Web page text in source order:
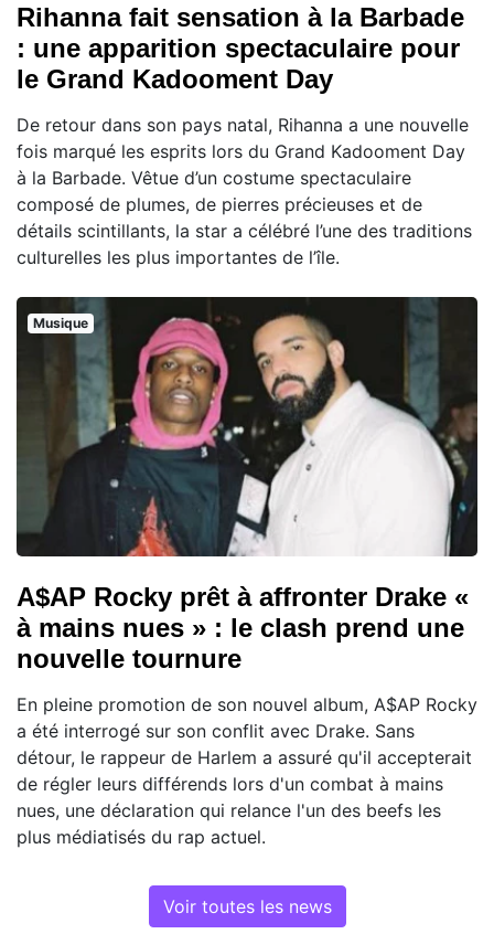
Rihanna fait sensation à la Barbade
: une apparition spectaculaire pour
le Grand Kadooment Day
De retour dans son pays natal, Rihanna a une nouvelle
fois marqué les esprits lors du Grand Kadooment Day
à la Barbade. Vêtue d’un costume spectaculaire
composé de plumes, de pierres précieuses et de
détails scintillants, la star a célébré l’une des traditions
culturelles les plus importantes de l’île.
Musique
A$AP Rocky prêt à affronter Drake «
à mains nues » : le clash prend une
nouvelle tournure
En pleine promotion de son nouvel album, A$AP Rocky
a été interrogé sur son conflit avec Drake. Sans
détour, le rappeur de Harlem a assuré qu'il accepterait
de régler leurs différends lors d'un combat à mains
nues, une déclaration qui relance l'un des beefs les
plus médiatisés du rap actuel.
Voir toutes les news